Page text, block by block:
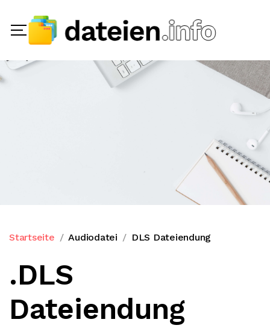
Startseite Audiodatei DLS Dateiendung
.DLS
Dateiendung